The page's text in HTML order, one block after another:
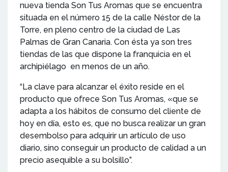
nueva tienda Son Tus Aromas que se encuentra
situada en el número 15 de la calle Néstor de la
Torre, en pleno centro de la ciudad de Las
Palmas de Gran Canaria. Con ésta ya son tres
tiendas de las que dispone la franquicia en el
archipiélago en menos de un año.
“La clave para alcanzar el éxito reside en el
producto que ofrece Son Tus Aromas, «que se
adapta a los hábitos de consumo del cliente de
hoy en día, esto es, que no busca realizar un gran
desembolso para adquirir un artículo de uso
diario, sino conseguir un producto de calidad a un
precio asequible a su bolsillo”.